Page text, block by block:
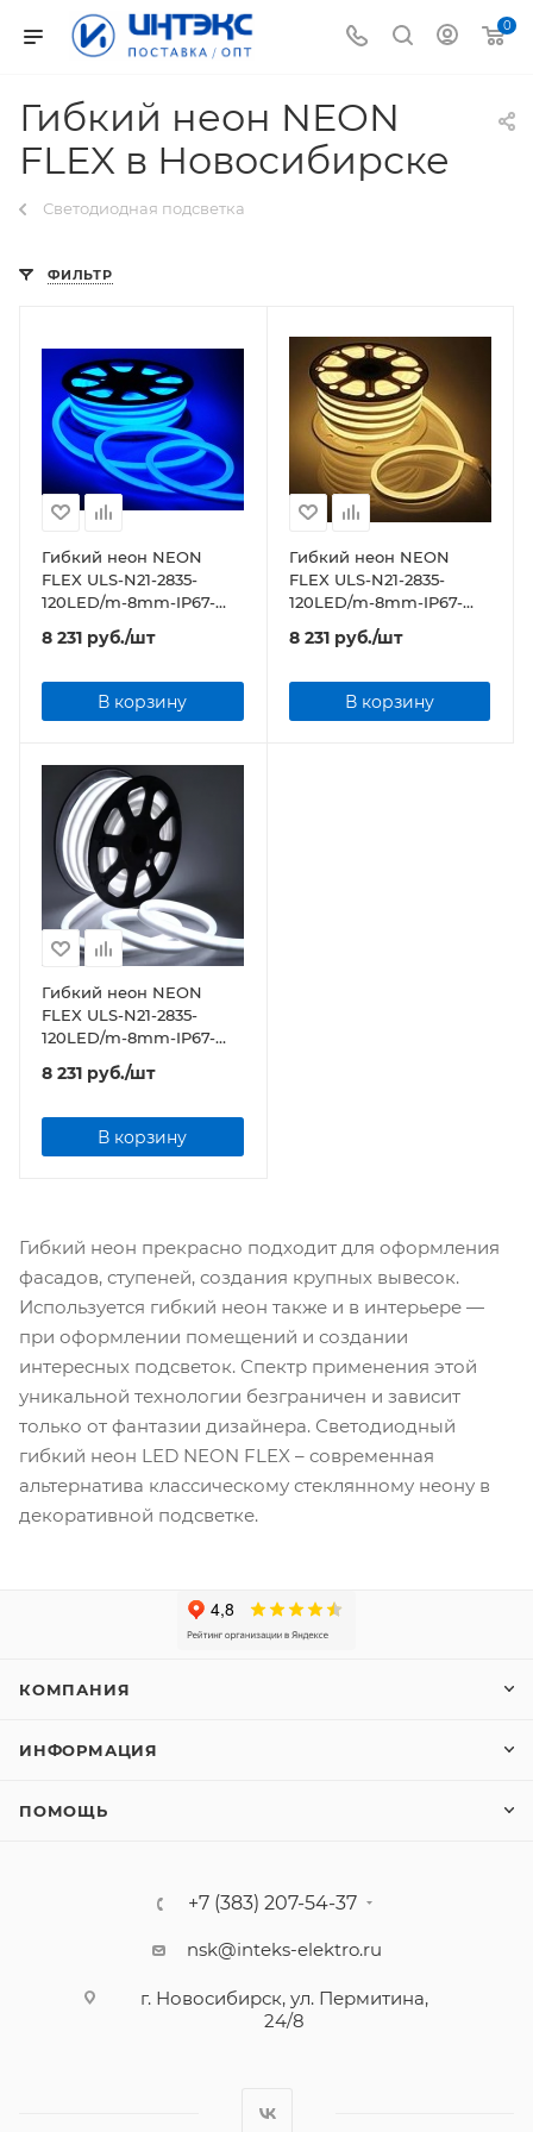
0
Гибкий неон NEON
FLEX в Новосибирске
Светодиодная подсветка
ФИЛЬТР
Гибкий неон NEON
FLEX ULS-N21-2835-
120LED/m-8mm-IP67-
220V-8W/m-50M-BLUE
бобина
8 231 руб./шт
В корзину
Гибкий неон NEON
FLEX ULS-N21-2835-
120LED/m-8mm-IP67-
220V-8W/m-50M-WW
бобина
8 231руб./шт
В корзину
Гибкий неон NEON
FLEX ULS-N21-2835-
120LED/m-8mm-IP67-
220V-8W/m-50M-DW
бобина
8 231 руб./шт
В корзину
Гибкий неон прекрасно подходит для оформления
фасадов, ступеней, создания крупных вывесок.
Используется гибкий неон также и в интерьере —
при оформлении помещений и создании
интересных подсветок. Спектр применения этой
уникальной технологии безграничен и зависит
только от фантазии дизайнера. Светодиодный
гибкий неон LED NEON FLEX – современная
альтернатива классическому стеклянному неону в
декоративной подсветке.
КОМПАНИЯ
ИНФОРМАЦИЯ
ПОМОЩЬ
+7 (383) 207-54-37
nsk@inteks-elektro.ru
г. Новосибирск, ул. Пермитина,
24/8